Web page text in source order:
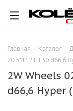
Главная - Каталог -
20 5*112 ET30 d66,6
2W Wheels
d66,6 Hyper